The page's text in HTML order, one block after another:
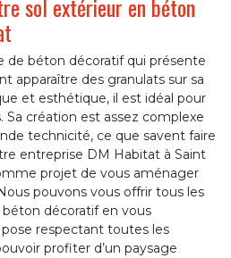
sol extérieur en béton
de béton décoratif qui présente
apparaître des granulats sur sa
et esthétique, il est idéal pour
Sa création est assez complexe
technicité, ce que savent faire
entreprise DM Habitat à Saint
projet de vous aménager
pouvons vous offrir tous les
décoratif en vous
respectant toutes les
profiter d’un paysage